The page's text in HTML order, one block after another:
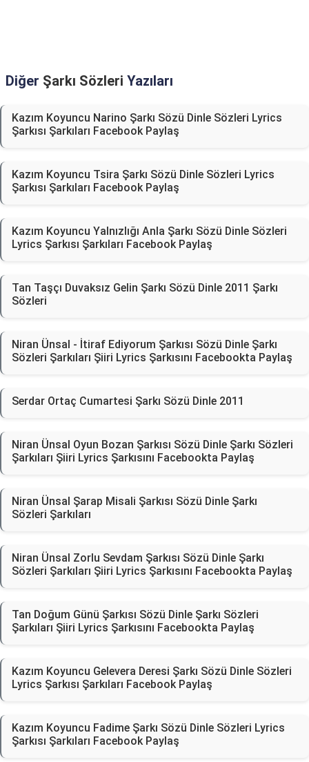
Diğer Şarkı Sözleri Yazıları
Kazım Koyuncu Narino Şarkı Sözü Dinle Sözleri Lyrics
Şarkısı Şarkıları Facebook Paylaş
Kazım Koyuncu Tsira Şarkı Sözü Dinle Sözleri Lyrics
Şarkısı Şarkıları Facebook Paylaş
Kazım Koyuncu Yalnızlığı Anla Şarkı Sözü Dinle Sözleri
Lyrics Şarkısı Şarkıları Facebook Paylaş
Tan Taşçı Duvaksız Gelin Şarkı Sözü Dinle 2011 Şarkı
Sözleri
Niran Ünsal - İtiraf Ediyorum Şarkısı Sözü Dinle Şarkı
Sözleri Şarkıları Şiiri Lyrics Şarkısını Facebookta Paylaş
Serdar Ortaç Cumartesi Şarkı Sözü Dinle 2011
Niran Ünsal Oyun Bozan Şarkısı Sözü Dinle Şarkı Sözleri
Şarkıları Şiiri Lyrics Şarkısını Facebookta Paylaş
Niran Ünsal Şarap Misali Şarkısı Sözü Dinle Şarkı
Sözleri Şarkıları
Niran Ünsal Zorlu Sevdam Şarkısı Sözü Dinle Şarkı
Sözleri Şarkıları Şiiri Lyrics Şarkısını Facebookta Paylaş
Tan Doğum Günü Şarkısı Sözü Dinle Şarkı Sözleri
Şarkıları Şiiri Lyrics Şarkısını Facebookta Paylaş
Kazım Koyuncu Gelevera Deresi Şarkı Sözü Dinle Sözleri
Lyrics Şarkısı Şarkıları Facebook Paylaş
Kazım Koyuncu Fadime Şarkı Sözü Dinle Sözleri Lyrics
Şarkısı Şarkıları Facebook Paylaş